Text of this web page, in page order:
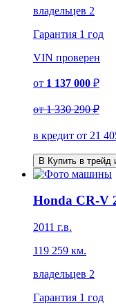
владельцев 2
Гарантия 1 год
VIN проверен
от 1 137 000 ₽
от1 330 290 ₽
в кредит от 21
В Купить в трейд
Honda CR-V
2011 г.в.
119 259 км.
владельцев 2
Гарантия 1 год